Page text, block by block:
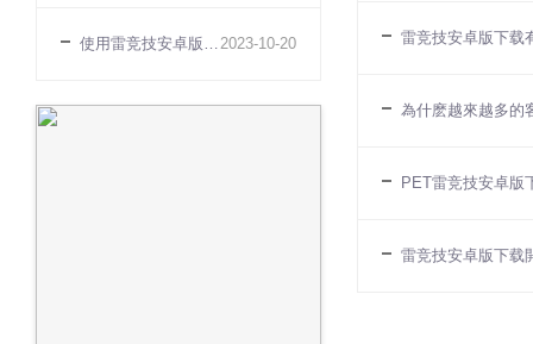
2023-10-20
使用雷竞技安卓版下载有什麽好處 雷竞技安卓版下载
為什麽越來越多的
PET雷竞技安卓版
雷竞技安卓版下载